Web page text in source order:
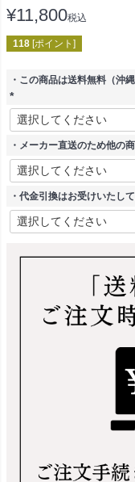
¥11,800税込
118 [ポイント]
・この商品は送料無料（沖
(
必
須・メーカー直送のため他の
・代金引換はお受けいたし